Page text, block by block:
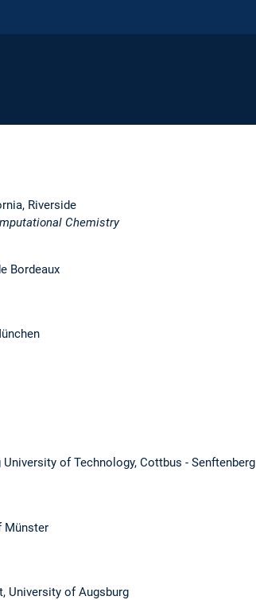
Riverside
Chemistry
Bordeaux
of Technology, Cottbus - Senftenberg
Münster
University of Augsburg